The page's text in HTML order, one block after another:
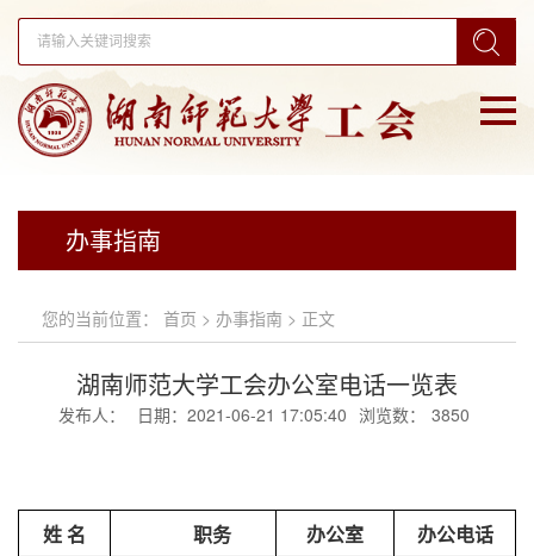
办事指南
您的当前位置： 首页 > 办事指南 > 正文
湖南师范大学工会办公室电话一览表
发布人： 日期：2021-06-21 17:05:40 浏览数： 3850
姓 名 职务 办公室 办公电话